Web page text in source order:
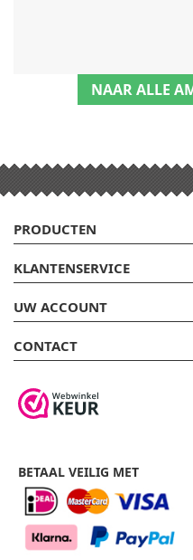
NAAR ALLE
PRODUCTEN
KLANTENSERVICE
UW ACCOUNT
CONTACT
BETAAL VEILIG MET